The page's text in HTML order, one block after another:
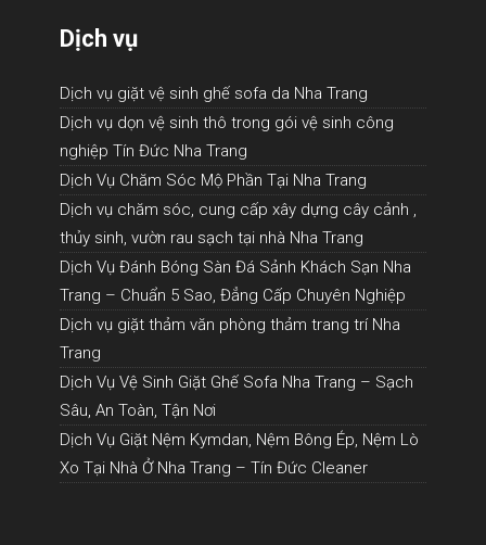
Dịch vụ
Dịch vụ giặt vệ sinh ghế sofa da Nha Trang
Dịch vụ dọn vệ sinh thô trong gói vệ sinh công
nghiệp Tín Đức Nha Trang
Dịch Vụ Chăm Sóc Mộ Phần Tại Nha Trang
Dịch vụ chăm sóc, cung cấp xây dựng cây cảnh ,
thủy sinh, vườn rau sạch tại nhà Nha Trang
Dịch Vụ Đánh Bóng Sàn Đá Sảnh Khách Sạn Nha
Trang – Chuẩn 5 Sao, Đẳng Cấp Chuyên Nghiệp
Dịch vụ giặt thảm văn phòng thảm trang trí Nha
Trang
Dịch Vụ Vệ Sinh Giặt Ghế Sofa Nha Trang – Sạch
Sâu, An Toàn, Tận Nơi
Dịch Vụ Giặt Nệm Kymdan, Nệm Bông Ép, Nệm Lò
Xo Tại Nhà Ở Nha Trang – Tín Đức Cleaner